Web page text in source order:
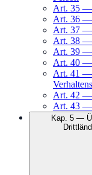
Art. 35 —
Art. 36 —
Art. 37 —
Art. 38 —
Art. 39 —
Art. 40 —
Art. 41 —
Art. 42 —
Art. 43 —
Kap. 5—